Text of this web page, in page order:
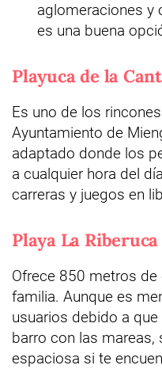
aglomeraciones y
es una buena
Playuca de la
Es uno de los
Ayuntamiento de
adaptado donde los
a cualquier hora del
carreras y juegos en
Playa La Riberuca
Ofrece 850 metros de
familia. Aunque es
usuarios debido a
barro con las mareas,
espaciosa si te